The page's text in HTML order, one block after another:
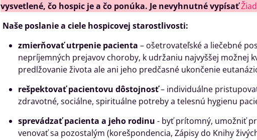
vysvetlené, čo hospic je a čo ponúka. Je nevyhnutné vypísať
Naše poslanie a ciele hospicovej starostlivosti:
zmierňovať utrpenie pacienta – ošetrovateľské a liečebné
nepríjemných prejavov choroby, k udržaniu najvyššej možnej
predlžovanie života ale ani jeho predčasné ukončenie
rešpektovať pacientovu dôstojnosť– individuálne
zdravotné, sociálne, spirituálne potreby a telesnú hygienu
sprevádzať pacienta a jeho rodinu - byť prítomný, umožniť
venovať sa pozostalým (korešpondencia, Zápisy do Knihy